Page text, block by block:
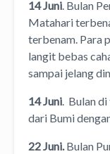
14 Juni. Bulan
Matahari
terbenam. Para
langit bebas
sampai jelang
14 Juni. Bulan
dari Bumi
22 Juni.Bulan